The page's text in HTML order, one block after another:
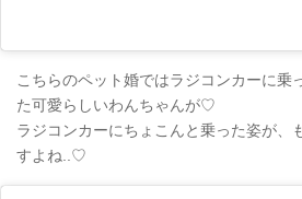
こちらのペット婚ではラジコンカーに乗
た可愛らしいわんちゃんが♡
ラジコンカーにちょこんと乗った姿が、
すよね..♡